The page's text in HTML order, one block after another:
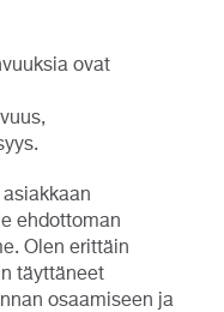
ovat
ehdottoman
Olen erittäin
täyttäneet
osaamiseen ja